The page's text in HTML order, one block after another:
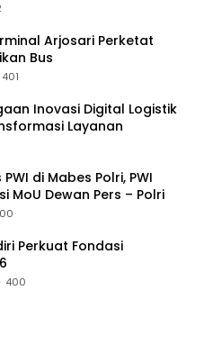
Arjosari Perketat
Bus
401
Inovasi Digital Logistik
Layanan
di Mabes Polri, PWI
MoU Dewan Pers – Polri
Perkuat Fondasi
400